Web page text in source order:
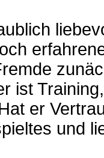
ist
er
und